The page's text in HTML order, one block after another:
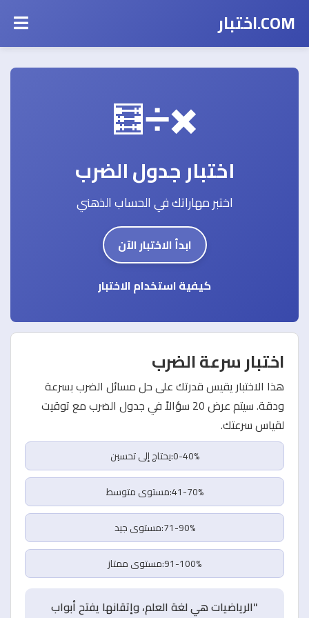
COM.اختبار
✖️➗🧮
اختبار جدول الضرب
اختبر مهاراتك في الحساب الذهني
ابدأ الاختبار الآن
كيفية استخدام الاختبار
اختبار سرعة الضرب
هذا الاختبار يقيس قدرتك على حل مسائل الضرب بسرعة
ودقة. سيتم عرض 20 سؤالاً في جدول الضرب مع توقيت
لقياس سرعتك.
0-40%:يحتاج إلى تحسين
41-70%:مستوى متوسط
71-90%:مستوى جيد
91-100%:مستوى ممتاز
"الرياضيات هي لغة العلم، وإتقانها يفتح أبواب